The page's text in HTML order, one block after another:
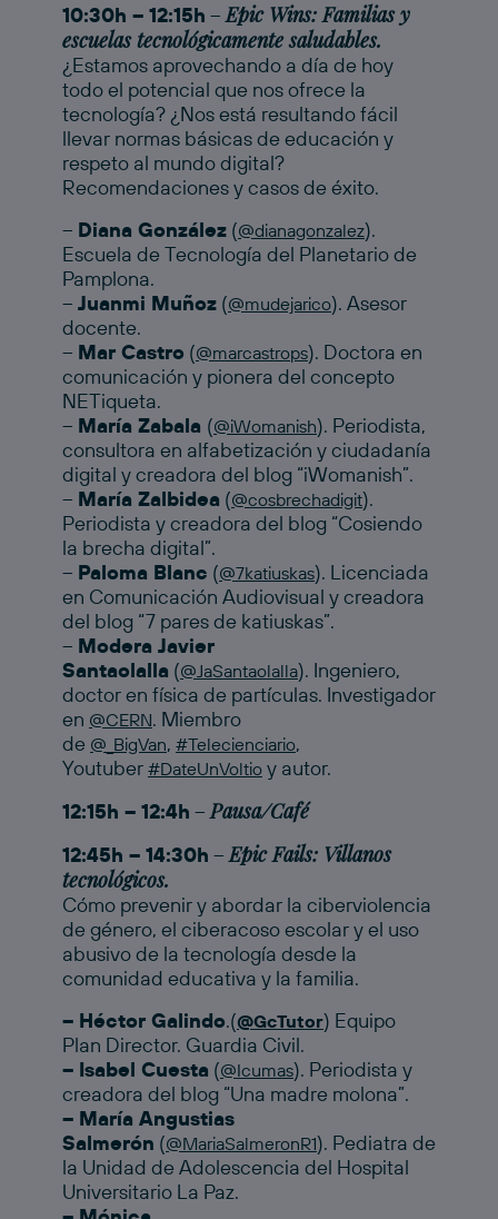
10:30h – 12:15h –Epic Wins: Familias y
escuelas tecnológicamente saludables.
¿Estamos aprovechando a día de hoy
todo el potencial que nos ofrece la
tecnología? ¿Nos está resultando fácil
llevar normas básicas de educación y
respeto al mundo digital?
Recomendaciones y casos de éxito.
– Diana González (@dianagonzalez).
Escuela de Tecnología del Planetario de
Pamplona.
– Juanmi Muñoz (@mudejarico). Asesor
docente.
– Mar Castro (@marcastrops). Doctora en
comunicación y pionera del concepto
NETiqueta.
– María Zabala (@iWomanish). Periodista,
consultora en alfabetización y ciudadanía
digital y creadora del blog “iWomanish”.
– María Zalbidea (@cosbrechadigit).
Periodista y creadora del blog “Cosiendo
la brecha digital”.
– Paloma Blanc (@7katiuskas). Licenciada
en Comunicación Audiovisual y creadora
del blog “7 pares de katiuskas”.
– Modera Javier
Santaolalla (@JaSantaolalla). Ingeniero,
doctor en física de partículas. Investigador
en @CERN. Miembro
de @_BigVan, #Telecienciario,
Youtuber #DateUnVoltio y autor.
12:15h – 12:4h –Pausa/Café
12:45h – 14:30h –Epic Fails: Villanos
tecnológicos.
Cómo prevenir y abordar la ciberviolencia
de género, el ciberacoso escolar y el uso
abusivo de la tecnología desde la
comunidad educativa y la familia.
– Héctor Galindo.(@GcTutor) Equipo
Plan Director. Guardia Civil.
– Isabel Cuesta (@Icumas). Periodista y
creadora del blog “Una madre molona”.
– María Angustias
Salmerón (@MariaSalmeronR1). Pediatra de
la Unidad de Adolescencia del Hospital
Universitario La Paz.